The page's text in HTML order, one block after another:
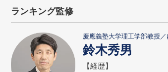
ランキング監修
慶應義塾大学理工学部教授
鈴木秀男
【経歴】